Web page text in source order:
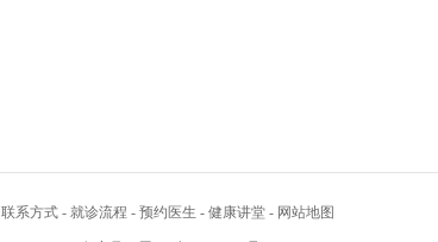
联系方式 - 就诊流程 - 预约医生 - 健康讲堂 - 网站地图